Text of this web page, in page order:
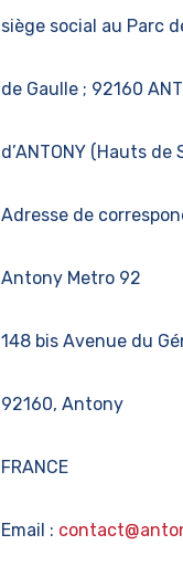
siège social au Parc
de Gaulle ; 92160
d’ANTONY (Hauts de
Adresse de
Antony Metro 92
148 bis Avenue du
92160, Antony
FRANCE
Email :